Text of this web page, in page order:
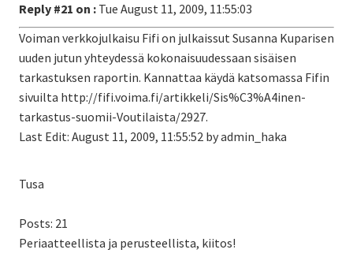
Reply #21 on : Tue August 11, 2009, 11:55:03
Voiman verkkojulkaisu Fifi on julkaissut Susanna Kuparisen
uuden jutun yhteydessä kokonaisuudessaan sisäisen
tarkastuksen raportin. Kannattaa käydä katsomassa Fifin
sivuilta http://fifi.voima.fi/artikkeli/Sis%C3%A4inen-
tarkastus-suomii-Voutilaista/2927.
Last Edit: August 11, 2009, 11:55:52 by admin_haka
Tusa
Posts: 21
Periaatteellista ja perusteellista, kiitos!